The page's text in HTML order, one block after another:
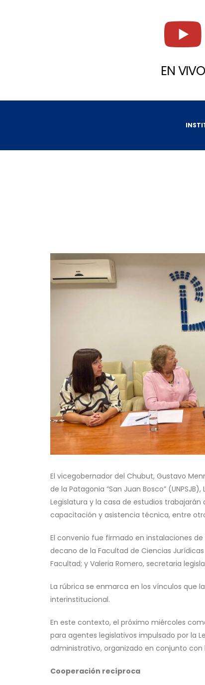
EN VIVO
El vicegobernador del Chubut, Gustavo
de la Patagonia “San Juan Bosco”
Legislatura y la casa de estudios
capacitación y asistencia técnica, entre
El convenio fue firmado en instalaciones
decano de la Facultad de Ciencias
Facultad; y Valeria Romero, secretaria
La rúbrica se enmarca en los vínculos que
interinstitucional.
En este contexto, el próximo miércoles
para agentes legislativos impulsado por la
administrativo, organizado en conjunto con
Cooperación recíproca